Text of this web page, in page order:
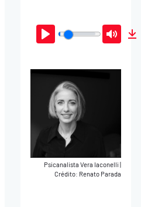
Play Mute
Psicanalista Vera Iaconelli
Crédito: Renato Parada